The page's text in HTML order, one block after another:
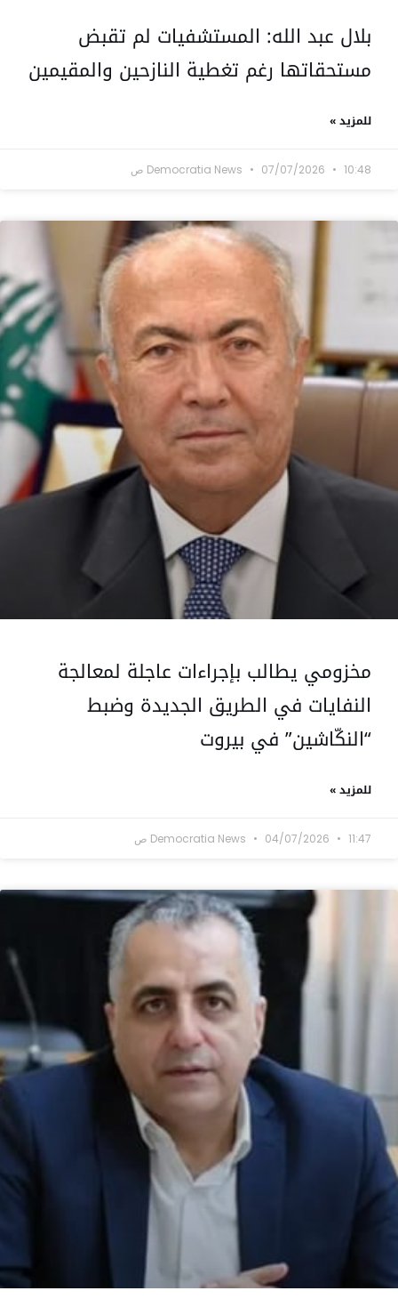
بلال عبد الله: المستشفيات لم تقبض
مستحقاتها رغم تغطية النازحين والمقيمين
للمزيد »
Democratia News 07/07/2026 10:48 ص
مخزومي يطالب بإجراءات عاجلة لمعالجة
النفايات في الطريق الجديدة وضبط
“النكّاشين” في بيروت
للمزيد »
Democratia News 04/07/2026 11:47 ص